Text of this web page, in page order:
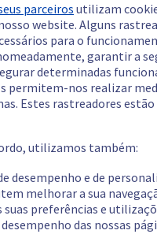
parceiros utilizam
website. Alguns
para o
garantir a
determinadas
permitem-nos realizar
Estes rastreadores
utilizamos também:
desempenho e de
melhorar a sua
suas preferências e
das nossas